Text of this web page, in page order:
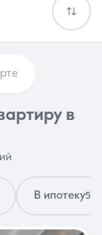
в
В ипотеку5